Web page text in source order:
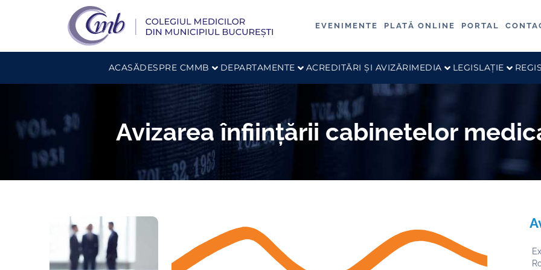
EVENIMENTE PLATĂ ONLINE PORTAL
ACASĂDESPRE CMMB DEPARTAMENTE ACREDITĂRI ȘI AVIZĂRIMEDIA LEGISLAȚIE
Avizarea înființării cabinetelor